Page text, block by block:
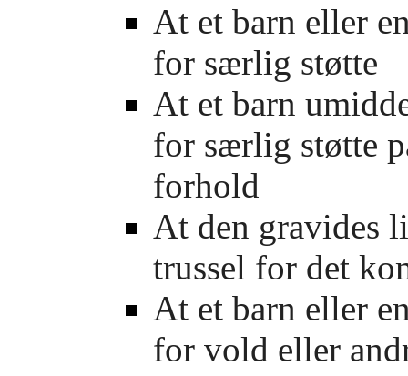
At et barn eller
for særlig støtte
At et barn
for særlig støtte
forhold
At den gravides
trussel for det
At et barn eller
for vold eller